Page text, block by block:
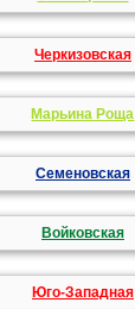
Черкизовская
Марьина Роща
Семеновская
Войковская
Юго-Западная